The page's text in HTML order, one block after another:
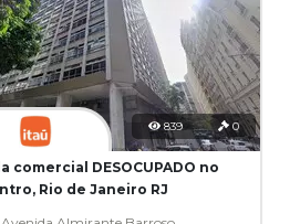
839 0
comercial DESOCUPADO no
Rio de Janeiro RJ